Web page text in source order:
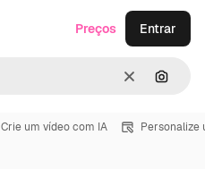
Limpar
Preços Entrar
Crie um vídeo com IA Personalize